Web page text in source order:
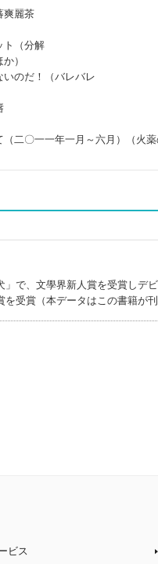
麗茶
（分解
）
のだ！（バレバレ
二〇一一年一月～六月）（火薬
で、文學界新人賞を受賞しデ
受賞（本データはこの書籍が
ビス